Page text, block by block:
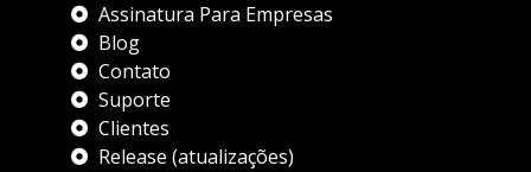
Assinatura Para Empresas
Blog
Contato
Suporte
Clientes
Release (atualizações)